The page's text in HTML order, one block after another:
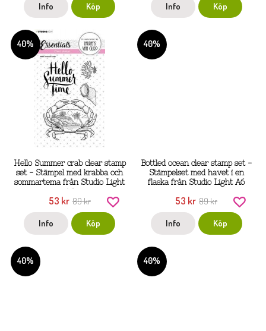
Info Köp Info Köp
40%
Hello Summer crab clear stamp
set - Stämpel med krabba och
sommartema från Studio Light
53 kr 89 kr
Info Köp
40%
Bottled ocean clear stamp set -
Stämpelset med havet i en
flaska från Studio Light A6
53 kr 89 kr
Info Köp
40% 40%